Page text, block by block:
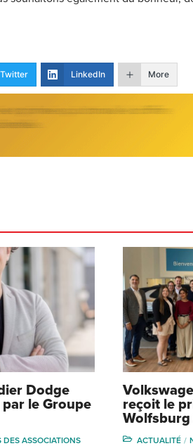
Twitter LinkedIn More
Dodge
le Groupe
DES ASSOCIATIONS
reçoit le
ACTUALITÉ